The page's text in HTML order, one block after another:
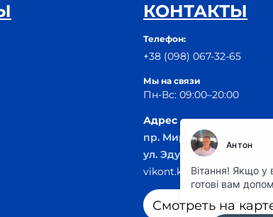
КОНТАКТЫ
Телефон:
+38 (098) 067-32-65
Мы на связи
Пн-Вс: 09:00–20:00
Адрес
пр. Мира, 29Б
ул. Эдуарда Фукса 55
vikont.kr@ukr.net
Смотреть на